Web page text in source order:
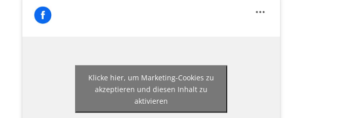
Klicke hier, um Marketing-Cookies zu
akzeptieren und diesen Inhalt zu
aktivieren